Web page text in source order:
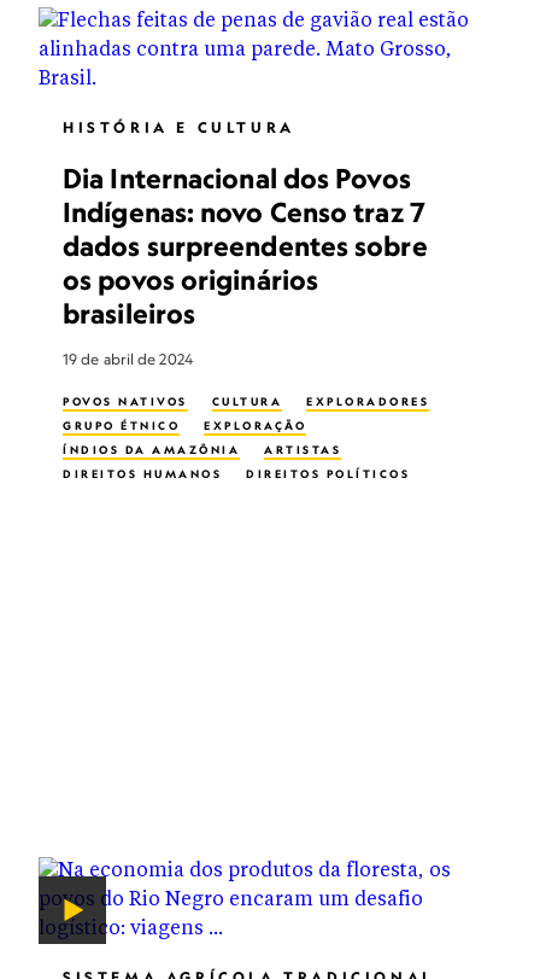
HISTÓRIA E CULTURA
Dia Internacional dos Povos
Indígenas: novo Censo traz 7
dados surpreendentes sobre
os povos originários
brasileiros
19 de abril de 2024
POVOS NATIVOS CULTURA
EXPLORADORES
GRUPO ÉTNICO
EXPLORAÇÃO
ÍNDIOS DA AMAZÔNIA
ARTISTAS
DIREITOS HUMANOS
DIREITOS POLÍTICOS